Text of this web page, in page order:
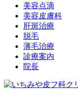
美容点滴
美容皮膚科
肝斑治療
脱毛
薄毛治療
診療案内
院長